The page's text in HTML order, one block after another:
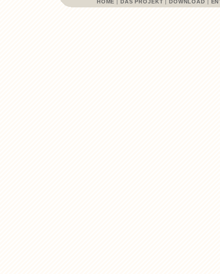
HOME | DAS PROJEKT | DOWNLOAD |